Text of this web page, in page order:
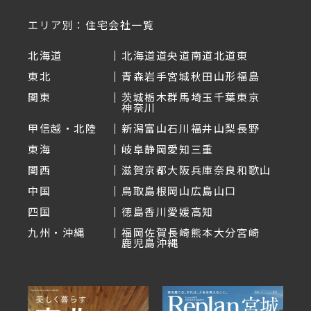
エリア別：住宅会社一覧
北海道 北海道道央道南道北道東
東北
青森岩手宮城秋田山形福島
関東
茨城栃木群馬埼玉千葉東京
神奈川
甲信越・北陸
新潟富山石川福井山梨長野
東海
岐阜静岡愛知三重
関西
滋賀京都大阪兵庫奈良和歌山
中国
鳥取島根岡山広島山口
四国
徳島香川愛媛高知
九州・沖縄
福岡佐賀長崎熊本大分宮崎
鹿児島沖縄